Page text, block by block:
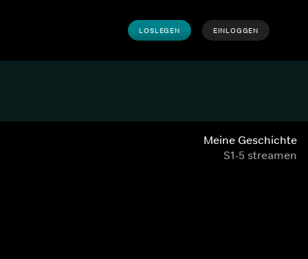
LOSLEGEN EINLOGGEN
Meine Geschichte
S1-5 streamen